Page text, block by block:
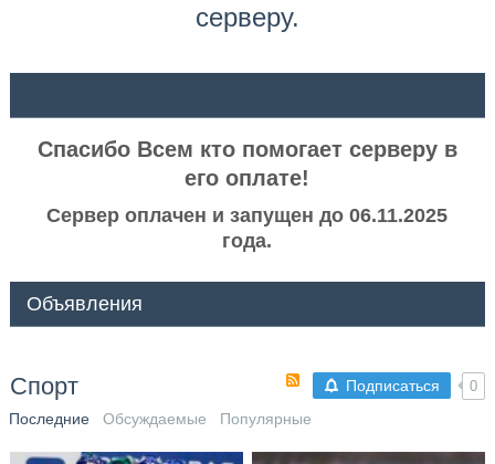
серверу.
Спасибо Всем кто помогает серверу в
его оплате!
Сервер оплачен и запущен до 06.11.2025
года.
Объявления
Подписаться 0
Спорт
Последние Обсуждаемые Популярные